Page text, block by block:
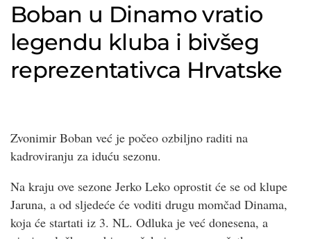
Boban u Dinamo vratio
legendu kluba i bivšeg
reprezentativca Hrvatske
Zvonimir Boban već je počeo ozbiljno raditi na
kadroviranju za iduću sezonu.
Na kraju ove sezone Jerko Leko oprostit će se od klupe
Jaruna, a od sljedeće će voditi drugu momčad Dinama,
koja će startati iz 3. NL. Odluka je već donesena, a